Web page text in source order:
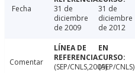
Fecha
31 de
diciembre
de 2009
31 de
diciembre
de 2012
Comentar (SEP/CNLS,2009)(AEP/CNLS)